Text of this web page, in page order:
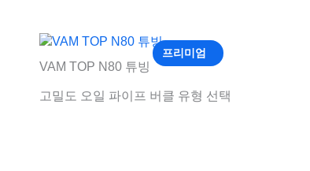
프리미엄
VAM TOP N80 튜빙
고밀도 오일 파이프 버클 유형 선택